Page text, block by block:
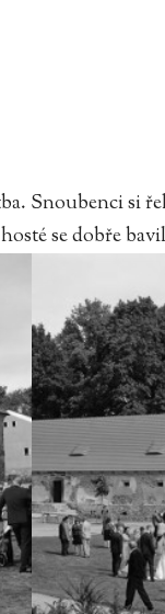
Snoubenci si
se dobře